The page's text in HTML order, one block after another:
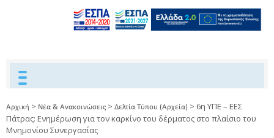
Ηπείρου
Δυτικής
Ελλάδας
Αρχική > Νέα & Ανακοινώσεις > Δελτία Τύπου (Αρχεία) > 6η ΥΠΕ – ΕΕΣ
Πάτρας: Ενημέρωση για τον καρκίνο του δέρματος στο πλαίσιο του
Μνημονίου Συνεργασίας